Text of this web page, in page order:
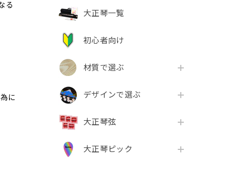
大正琴一覧
初心者向け
材質で選ぶ
デザインで選ぶ
大正琴弦
大正琴ピック
る
に